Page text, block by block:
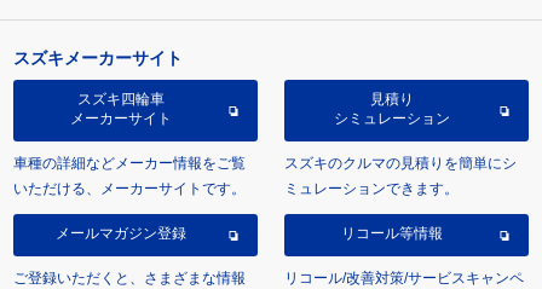
スズキメーカーサイト
スズキ四輪車
メーカーサイト
車種の詳細などメーカー情報をご覧
いただける、メーカーサイトです。
見積り
シミュレーション
スズキのクルマの見積りを簡単にシ
ミュレーションできます。
メールマガジン登録
ご登録いただくと、さまざまな情報
リコール等情報
リコール/改善対策/サービスキャンペ